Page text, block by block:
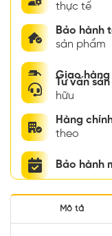
thực tế
Bảo hành
sản phẩm
Giao hàng
Tư vấn
hữu
Hàng
theo
Bảo hành
Mô tả